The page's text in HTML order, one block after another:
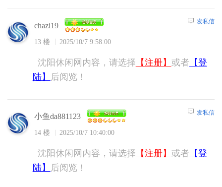
chazi19
13 楼 2025/10/7 9:58:00
发私信
沈阳休闲网内容，请选择 【注册】 或者 【登
陆】
后阅览！
小鱼da881123
14 楼 2025/10/7 10:40:00
发私信
沈阳休闲网内容，请选择 【注册】 或者 【登
陆】
后阅览！